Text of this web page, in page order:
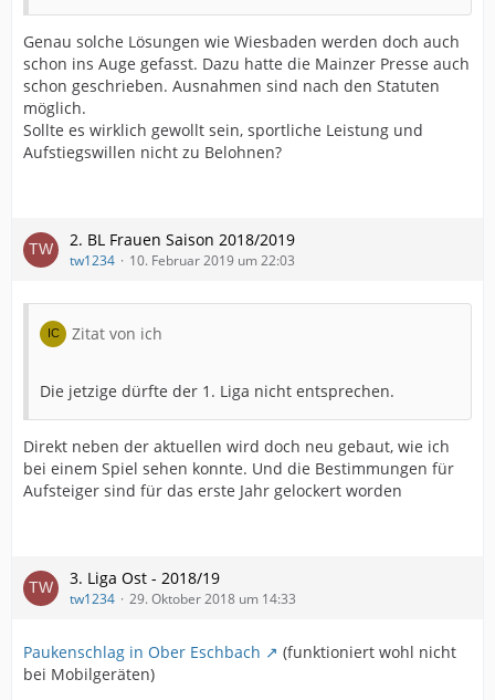
Genau solche Lösungen wie Wiesbaden werden doch auch
schon ins Auge gefasst. Dazu hatte die Mainzer Presse auch
schon geschrieben. Ausnahmen sind nach den Statuten
möglich.
Sollte es wirklich gewollt sein, sportliche Leistung und
Aufstiegswillen nicht zu Belohnen?
2. BL Frauen Saison 2018/2019
tw1234 10. Februar 2019 um 22:03
Zitat von ich
Die jetzige dürfte der 1. Liga nicht entsprechen.
Direkt neben der aktuellen wird doch neu gebaut, wie ich
bei einem Spiel sehen konnte. Und die Bestimmungen für
Aufsteiger sind für das erste Jahr gelockert worden
3. Liga Ost - 2018/19
tw1234 29. Oktober 2018 um 14:33
Paukenschlag in Ober Eschbach
(funktioniert wohl nicht
bei Mobilgeräten)